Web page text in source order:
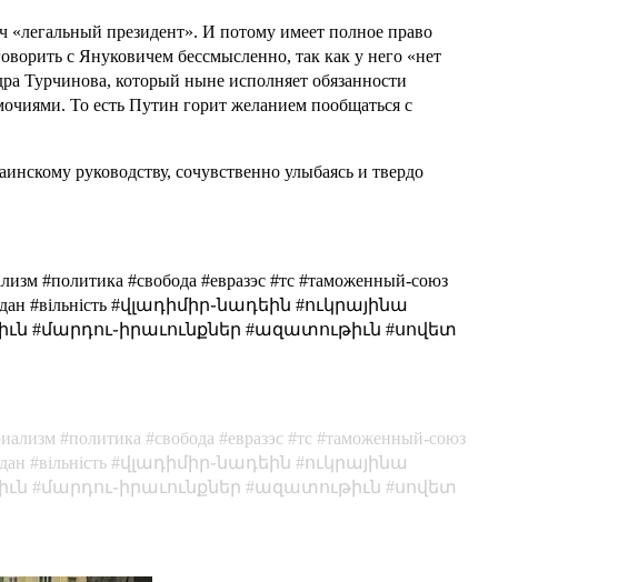
«легальный президент». И потому имеет полное право
с Януковичем бессмысленно, так как у него «нет
Турчинова, который ныне исполняет обязанности
То есть Путин горит желанием пообщаться с
руководству, сочувственно улыбаясь и твердо
#политика #свобода #евразэс #тс #таможенный-союз
#вільність #վլադիմիր֊նադեին #ուկրայինա
#մարդու֊իրաւունքներ #ազատութիւն #սովետ
политика свобода евразэс тс
таможенный-союз
вільність վլադիմիր֊նադեին
ուկրայինա
մարդու֊իրաւունքներ ազատութիւն
սովետ